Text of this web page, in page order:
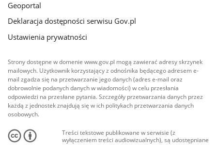
Geoportal
Deklaracja dostępności serwisu Gov.pl
Ustawienia prywatności
Strony dostępne w domenie www.gov.pl mogą zawierać adresy skrzynek
mailowych. Użytkownik korzystający z odnośnika będącego adresem e-
mail zgadza się na przetwarzanie jego danych (adres e-mail oraz
dobrowolnie podanych danych w wiadomości) w celu przesłania
odpowiedzi na przesłane pytania. Szczegóły przetwarzania danych przez
każdą z jednostek znajdują się w ich politykach przetwarzania danych
osobowych.
Treści tekstowe publikowane w serwisie (z
wyłączeniem treści audiowizualnych), są udostępniane